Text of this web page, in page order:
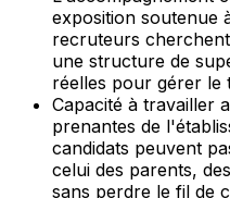
exposition soutenue
recruteurs
une structure de
réelles pour gérer le
Capacité à travailler
prenantes de
candidats peuvent
celui des parents,
sans perdre le fil de